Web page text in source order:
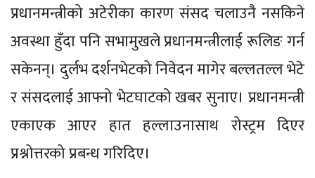
प्रधानमन्त्रीको अटेरीका कारण संसद चलाउनै नसकिने
अवस्था हुँदा पनि सभामुखले प्रधानमन्त्रीलाई रूलिङ गर्न
सकेनन्। दुर्लभ दर्शनभेटको निवेदन मागेर बल्लतल्ल भेटे
र संसदलाई आफ्नो भेटघाटको खबर सुनाए। प्रधानमन्त्री
एकाएक आएर हात हल्लाउनासाथ रोस्ट्रम दिएर
प्रश्नोत्तरको प्रबन्ध गरिदिए।